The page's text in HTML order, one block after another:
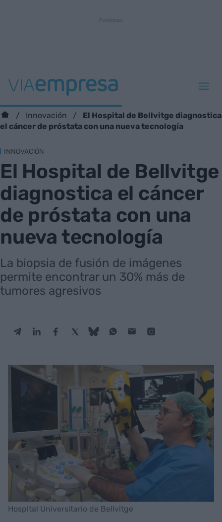
Innovación
El Hospital de Bellvitge diagnostica
el cáncer de próstata con una nueva tecnología
INNOVACIÓN
El Hospital de Bellvitge
diagnostica el cáncer
de próstata con una
nueva tecnología
La biopsia de fusión de imágenes
permite encontrar un 30% más de
tumores agresivos
Hospital Universitario de Bellvitge